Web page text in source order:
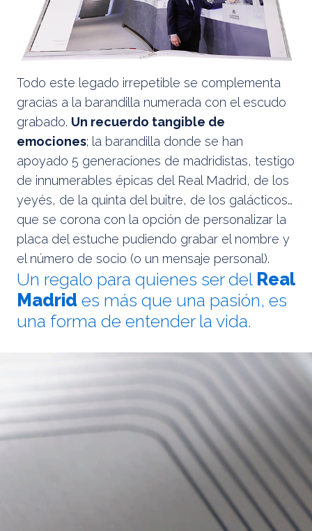
Todo este legado irrepetible se complementa
gracias a la barandilla numerada con el escudo
grabado. Un recuerdo tangible de
emociones; la barandilla donde se han
apoyado 5 generaciones de madridistas, testigo
de innumerables épicas del Real Madrid, de los
yeyés, de la quinta del buitre, de los galácticos…
que se corona con la opción de personalizar la
placa del estuche pudiendo grabar el nombre y
el número de socio (o un mensaje personal).
Un regalo para quienes ser del Real
Madrid es más que una pasión, es
una forma de entender la vida.